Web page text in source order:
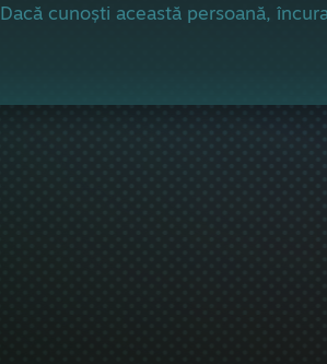
Dacă cunoști această persoană,